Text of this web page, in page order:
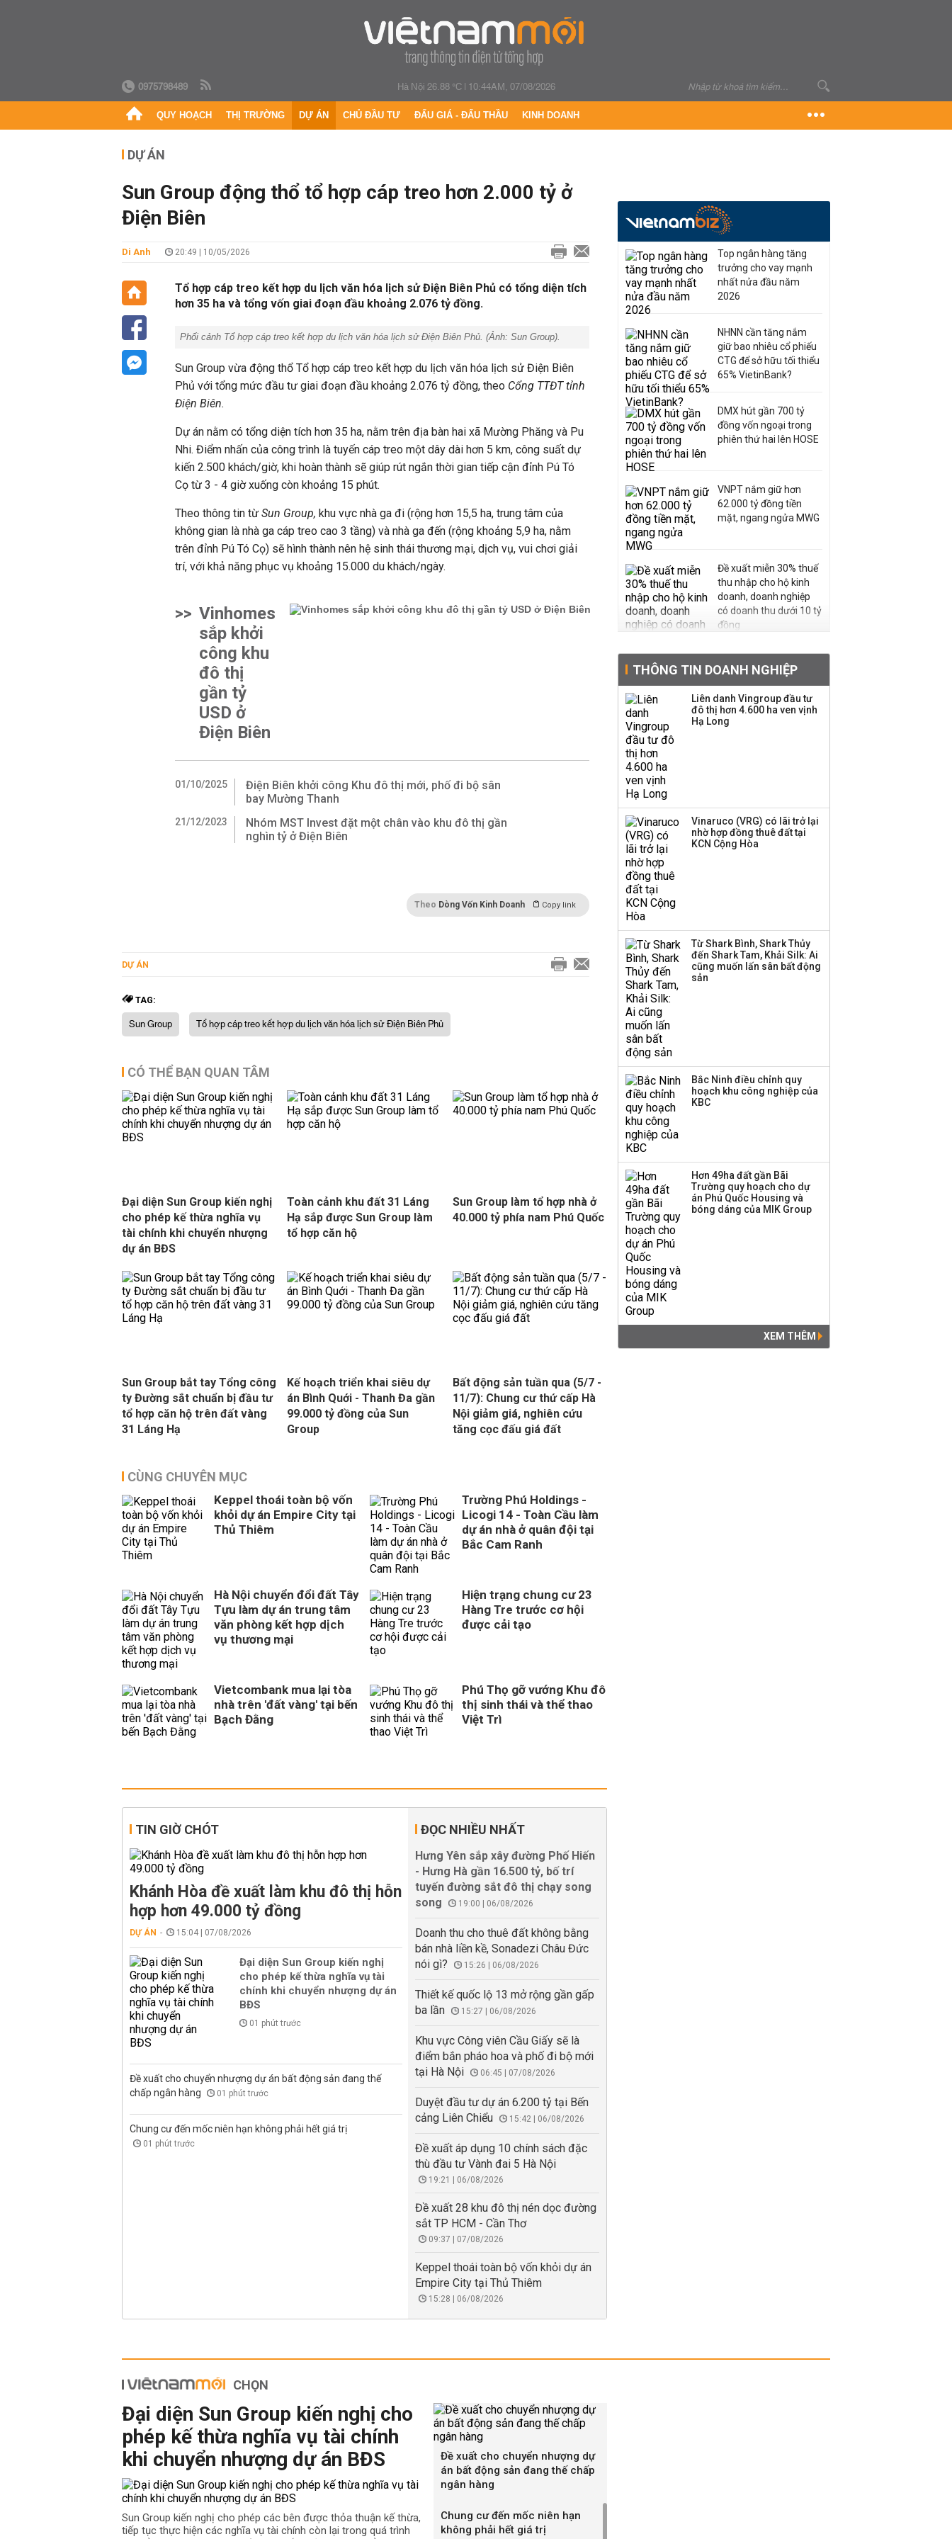
0975798489 Hà Nội 26.88 °C| 10:44AM, 07/08/2026
QUY HOẠCH THỊ TRƯỜNG DỰ ÁN CHỦ ĐẦU TƯ ĐẤU GIÁ - ĐẤU THẦU KINH DOANH
DỰ ÁN
Sun Group động thổ tổ hợp cáp treo hơn 2.000 tỷ ở
Điện Biên
Di Anh 20:49 | 10/05/2026
Tổ hợp cáp treo kết hợp du lịch văn hóa lịch sử Điện Biên Phủ có tổng diện tích
hơn 35 ha và tổng vốn giai đoạn đầu khoảng 2.076 tỷ đồng.
Phối cảnh Tổ hợp cáp treo kết hợp du lịch văn hóa lịch sử Điện Biên Phủ. (Ảnh: Sun Group).
Sun Group vừa động thổ Tổ hợp cáp treo kết hợp du lịch văn hóa lịch sử Điện Biên
Phủ với tổng mức đầu tư giai đoạn đầu khoảng 2.076 tỷ đồng, theo Cổng TTĐT tỉnh
Điện Biên.
Dự án nằm có tổng diện tích hơn 35 ha, nằm trên địa bàn hai xã Mường Phăng và Pu
Nhi. Điểm nhấn của công trình là tuyến cáp treo một dây dài hơn 5 km, công suất dự
kiến 2.500 khách/giờ, khi hoàn thành sẽ giúp rút ngắn thời gian tiếp cận đỉnh Pú Tó
Cọ từ 3 - 4 giờ xuống còn khoảng 15 phút.
Theo thông tin từ Sun Group, khu vực nhà ga đi (rộng hơn 15,5 ha, trung tâm của
không gian là nhà ga cáp treo cao 3 tầng) và nhà ga đến (rộng khoảng 5,9 ha, nằm
trên đỉnh Pú Tó Cọ) sẽ hình thành nên hệ sinh thái thương mại, dịch vụ, vui chơi giải
trí, với khả năng phục vụ khoảng 15.000 du khách/ngày.
>> Vinhomes
sắp khởi
công khu
đô thị
gần tỷ
USD ở
Điện Biên
01/10/2025
Điện Biên khởi công Khu đô thị mới, phố đi bộ sân
bay Mường Thanh
21/12/2023
Nhóm MST Invest đặt một chân vào khu đô thị gần
nghìn tỷ ở Điện Biên
Theo Dòng Vốn Kinh Doanh Copy link
DỰ ÁN
TAG:
Sun Group Tổ hợp cáp treo kết hợp du lịch văn hóa lịch sử Điện Biên Phủ
CÓ THỂ BẠN QUAN TÂM
Đại diện Sun Group kiến nghị
cho phép kế thừa nghĩa vụ
tài chính khi chuyển nhượng
dự án BĐS
Toàn cảnh khu đất 31 Láng
Hạ sắp được Sun Group làm
tổ hợp căn hộ
Sun Group làm tổ hợp nhà ở
40.000 tỷ phía nam Phú Quốc
Sun Group bắt tay Tổng công
ty Đường sắt chuẩn bị đầu tư
tổ hợp căn hộ trên đất vàng
31 Láng Hạ
Kế hoạch triển khai siêu dự
án Bình Quới - Thanh Đa gần
99.000 tỷ đồng của Sun
Group
Bất động sản tuần qua (5/7 -
11/7): Chung cư thứ cấp Hà
Nội giảm giá, nghiên cứu
tăng cọc đấu giá đất
CÙNG CHUYÊN MỤC
Keppel thoái toàn bộ vốn
khỏi dự án Empire City tại
Thủ Thiêm
Trường Phú Holdings -
Licogi 14 - Toàn Cầu làm
dự án nhà ở quân đội tại
Bắc Cam Ranh
Hà Nội chuyển đổi đất Tây
Tựu làm dự án trung tâm
văn phòng kết hợp dịch
vụ thương mại
Hiện trạng chung cư 23
Hàng Tre trước cơ hội
được cải tạo
Vietcombank mua lại tòa
nhà trên 'đất vàng' tại bến
Bạch Đằng
Phú Thọ gỡ vướng Khu đô
thị sinh thái và thể thao
Việt Trì
TIN GIỜ CHÓT
Khánh Hòa đề xuất làm khu đô thị hỗn
hợp hơn 49.000 tỷ đồng
DỰ ÁN 15:04 | 07/08/2026
Đại diện Sun Group kiến nghị
cho phép kế thừa nghĩa vụ tài
chính khi chuyển nhượng dự án
BĐS
01 phút trước
Đề xuất cho chuyển nhượng dự án bất động sản đang thế
chấp ngân hàng
01 phút trước
Chung cư đến mốc niên hạn không phải hết giá trị
01 phút trước
ĐỌC NHIỀU NHẤT
Hưng Yên sắp xây đường Phố Hiến
- Hưng Hà gần 16.500 tỷ, bố trí
tuyến đường sắt đô thị chạy song
song
19:00 | 06/08/2026
Doanh thu cho thuê đất không bằng
bán nhà liền kề, Sonadezi Châu Đức
nói gì?
15:26 | 06/08/2026
Thiết kế quốc lộ 13 mở rộng gần gấp
ba lần
15:27 | 06/08/2026
Khu vực Công viên Cầu Giấy sẽ là
điểm bắn pháo hoa và phố đi bộ mới
tại Hà Nội
06:45 | 07/08/2026
Duyệt đầu tư dự án 6.200 tỷ tại Bến
cảng Liên Chiểu
15:42 | 06/08/2026
Đề xuất áp dụng 10 chính sách đặc
thù đầu tư Vành đai 5 Hà Nội
19:21 | 06/08/2026
Đề xuất 28 khu đô thị nén dọc đường
sắt TP HCM - Cần Thơ
09:37 | 07/08/2026
Keppel thoái toàn bộ vốn khỏi dự án
Empire City tại Thủ Thiêm
15:28 | 06/08/2026
Top ngân hàng tăng
trưởng cho vay mạnh
nhất nửa đầu năm
2026
NHNN cần tăng nắm
giữ bao nhiêu cổ phiếu
CTG để sở hữu tối thiểu
65% VietinBank?
DMX hút gần 700 tỷ
đồng vốn ngoại trong
phiên thứ hai lên HOSE
VNPT nắm giữ hơn
62.000 tỷ đồng tiền
mặt, ngang ngửa MWG
Đề xuất miễn 30% thuế
thu nhập cho hộ kinh
doanh, doanh nghiệp
có doanh thu dưới 10 tỷ
đồng
gần 500 triệu cổ phiếu,
tăng vốn lên gần
77.800 tỷ
phiếu, người làm chủ
tịch ở tuổi 27
Việt Nam muốn phát
triển quỹ hưu trí: Từ tiết
kiệm gia đình thành
THÔNG TIN DOANH NGHIỆP
Liên danh Vingroup đầu tư
đô thị hơn 4.600 ha ven vịnh
Hạ Long
Vinaruco (VRG) có lãi trở lại
nhờ hợp đồng thuê đất tại
KCN Cộng Hòa
Từ Shark Bình, Shark Thủy
đến Shark Tam, Khải Silk: Ai
cũng muốn lấn sân bất động
sản
Bắc Ninh điều chỉnh quy
hoạch khu công nghiệp của
KBC
Hơn 49ha đất gần Bãi
Trường quy hoạch cho dự
án Phú Quốc Housing và
bóng dáng của MIK Group
XEM THÊM
CHỌN
Đại diện Sun Group kiến nghị cho
phép kế thừa nghĩa vụ tài chính
khi chuyển nhượng dự án BĐS
Sun Group kiến nghị cho phép các bên được thỏa thuận kế thừa,
tiếp tục thực hiện các nghĩa vụ tài chính còn lại trong quá trình
Đề xuất cho chuyển nhượng dự
án bất động sản đang thế chấp
ngân hàng
Chung cư đến mốc niên hạn
không phải hết giá trị